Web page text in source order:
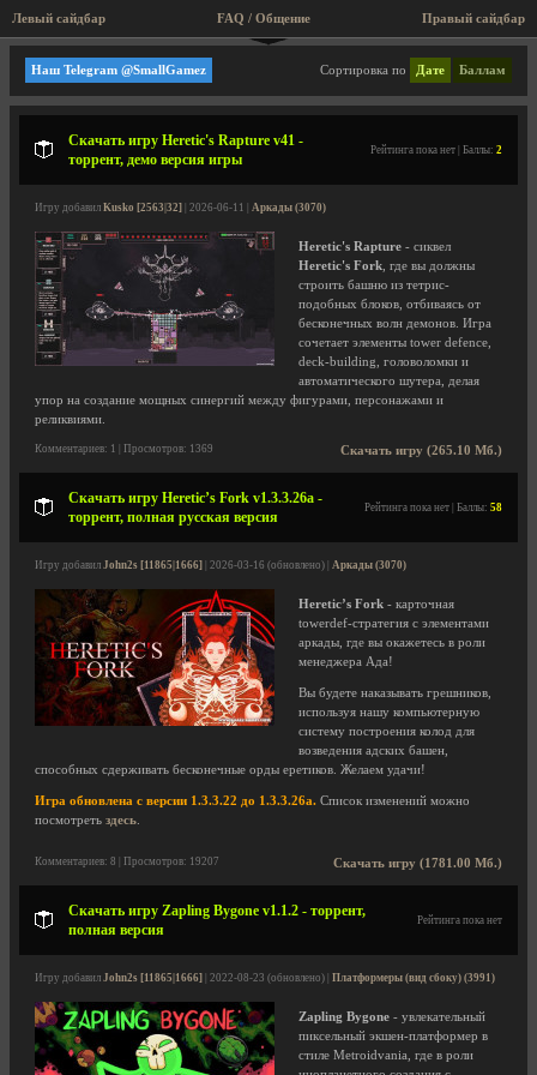
Левый сайдбар Правый сайдбар
FAQ / Общение
9FingerGames
Сортировка по Дате Баллам
Наш Telegram @SmallGamez
Скачать игру Heretic's Rapture v41 -
торрент, демо версия игры
Рейтинга пока нет | Баллы: 2
Игру добавил Kusko [2563|32] | 2026-06-11 | Аркады (3070)
Heretic's Rapture - сиквел
Heretic's Fork , где вы должны
строить башню из тетрис-
подобных блоков, отбиваясь от
бесконечных волн демонов. Игра
сочетает элементы tower defence,
deck-building, головоломки и
автоматического шутера, делая
упор на создание мощных синергий между фигурами, персонажами и
реликвиями.
Скачать игру (265.10 Мб.)
Комментариев: 1 | Просмотров: 1369
Скачать игру Heretic’s Fork v1.3.3.26a -
торрент, полная русская версия
Рейтинга пока нет | Баллы: 58
Игру добавил John2s [11865|1666] | 2026-03-16 (обновлено) | Аркады (3070)
Heretic’s Fork - карточная
towerdef-стратегия с элементами
аркады, где вы окажетесь в роли
менеджера Ада!
Вы будете наказывать грешников,
используя нашу компьютерную
систему построения колод для
возведения адских башен,
способных сдерживать бесконечные орды еретиков. Желаем удачи!
Игра обновлена с версии 1.3.3.22 до 1.3.3.26a. Список изменений можно
посмотреть здесь
Скачать игру (1781.00 Мб.)
Комментариев: 8 | Просмотров: 19207
Скачать игру Zapling Bygone v1.1.2 - торрент,
полная версия
Рейтинга пока нет
Игру добавил John2s [11865|1666] | 2022-08-23 (обновлено) | Платформеры (вид сбоку) (3991)
Zapling Bygone - увлекательный
пиксельный экшен-платформер в
стиле Metroidvania, где в роли